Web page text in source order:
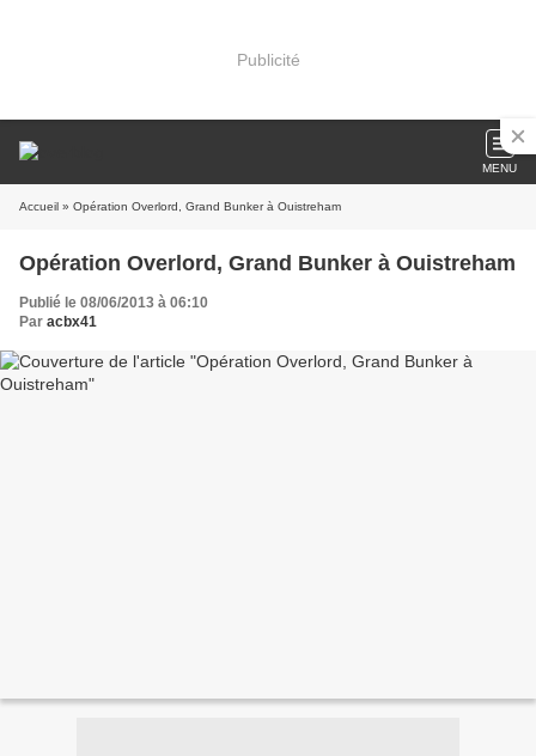
Publicité
MENU
Accueil » Opération Overlord, Grand Bunker à Ouistreham
Opération Overlord, Grand Bunker à Ouistreham
Publié le 08/06/2013 à 06:10
Par acbx41